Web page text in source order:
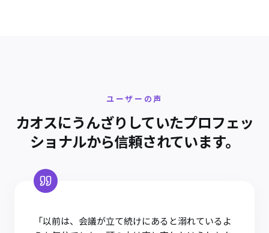
ユーザーの声
カオスにうんざりしていたプロフェッ
ショナルから信頼されています。
「以前は、会議が立て続けにあると溺れているよ